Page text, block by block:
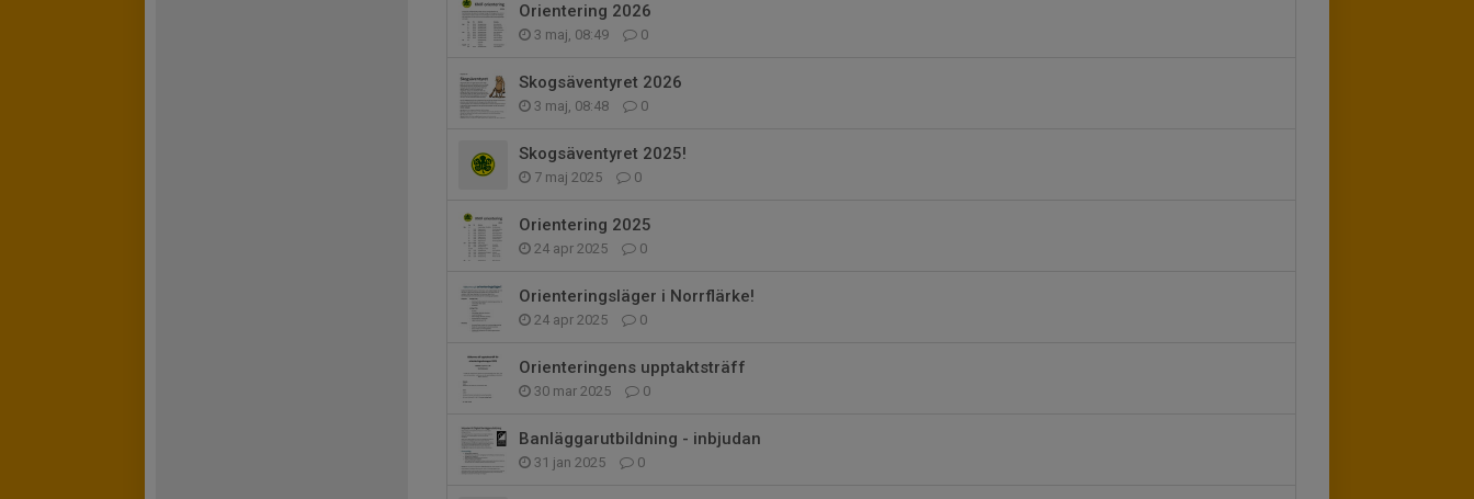
Orientering 2026
3 maj, 08:49 0
Skogsäventyret 2026
3 maj, 08:48 0
Skogsäventyret 2025!
7 maj 2025 0
Orientering 2025
24 apr 2025 0
Orienteringsläger i Norrflärke!
24 apr 2025 0
Orienteringens upptaktsträff
30 mar 2025 0
Banläggarutbildning - inbjudan
31 jan 2025 0